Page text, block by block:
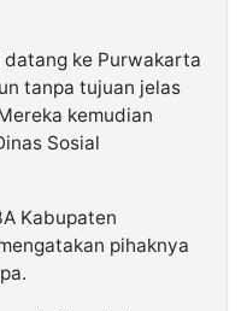
ke Purwakarta
tanpa tujuan jelas
kemudian
Sosial
Kabupaten
pihaknya